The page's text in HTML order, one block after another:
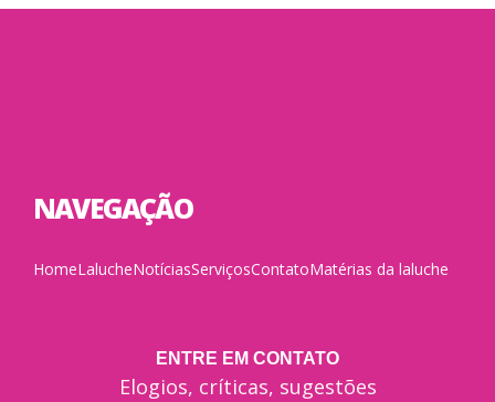
NAVEGAÇÃO
HomeLalucheNotíciasServiçosContatoMatérias da laluche
ENTRE EM CONTATO
Elogios, críticas, sugestões